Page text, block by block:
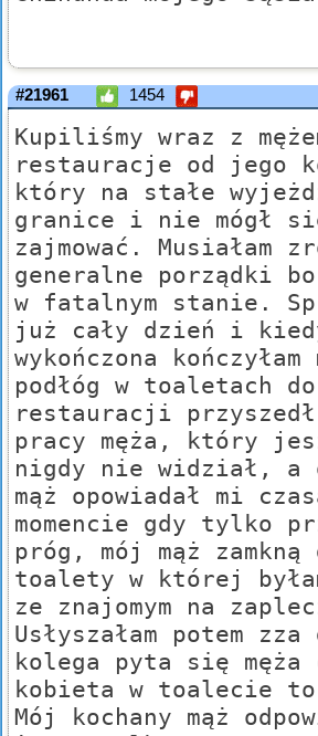
#21961 1454
Kupiliśmy wraz z
restauracje od jego
który na stałe
granice i nie mógł
zajmować. Musiałam
generalne porządki
w fatalnym stanie.
już cały dzień i
wykończona kończyłam
podłóg w toaletach do
restauracji przyszedł
pracy męża, który
nigdy nie widział, a
mąż opowiadał mi
momencie gdy tylko
próg, mój mąż
toalety w której
ze znajomym na
Usłyszałam potem
kolega pyta się męża
kobieta w toalecie
Mój kochany mąż